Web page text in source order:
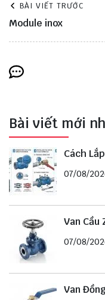
BÀI VIẾT TRƯỚC
Module inox
Bài viết mới
Cách
07/08/
Van Cầu
07/08/
Van